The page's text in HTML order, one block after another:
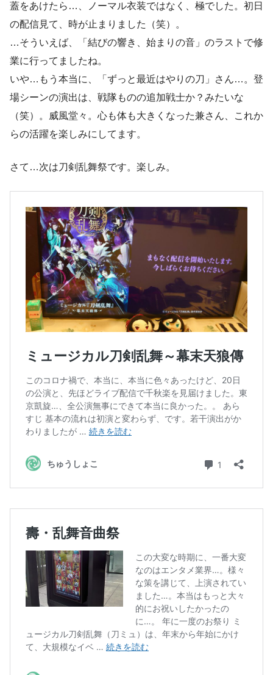
蓋をあけたら…、ノーマル衣装ではなく、極でした。初日
の配信見て、時が止まりました（笑）。
…そういえば、「結びの響き、始まりの音」のラストで修
業に行ってましたね。
いや…もう本当に、「ずっと最近はやりの刀」さん…。登
場シーンの演出は、戦隊ものの追加戦士か？みたいな
（笑）。威風堂々。心も体も大きくなった兼さん、これか
らの活躍を楽しみにしてます。
さて…次は刀剣乱舞祭です。楽しみ。